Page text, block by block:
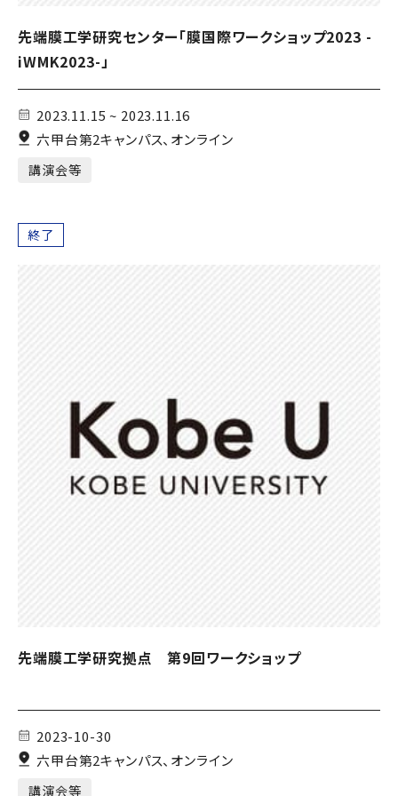
先端膜工学研究センター「膜国際ワークショップ2023 -
iWMK2023-」
2023.11.15 ~ 2023.11.16
六甲台第2キャンパス、オンライン
講演会等
終了
先端膜工学研究拠点 第9回ワークショップ
2023-10-30
六甲台第2キャンパス、オンライン
講演会等